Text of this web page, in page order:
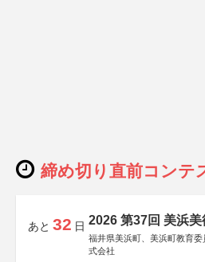
締め切り直前コンテ
あと 32 日 2026 第37回 美浜美
福井県美浜町、美浜町教育
式会社